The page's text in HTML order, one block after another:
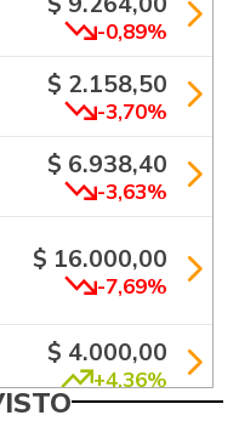
-0,89%
$ 2.158,50
-3,70%
$ 6.938,40
-3,63%
$ 16.000,00
-7,69%
$ 4.000,00
+4,36%